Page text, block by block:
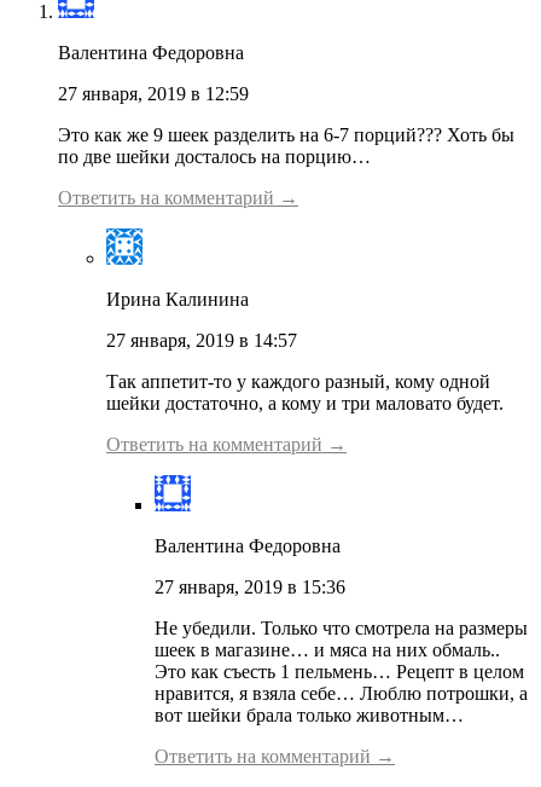
Валентина Федоровна
27 января, 2019 в 12:59
Это как же 9 шеек разделить на 6-7 порций??? Хоть бы
по две шейки досталось на порцию…
Ответить на комментарий →
Ирина Калинина
27 января, 2019 в 14:57
Так аппетит-то у каждого разный, кому одной
шейки достаточно, а кому и три маловато будет.
Ответить на комментарий →
Валентина Федоровна
27 января, 2019 в 15:36
Не убедили. Только что смотрела на размеры
шеек в магазине… и мяса на них обмаль..
Это как съесть 1 пельмень… Рецепт в целом
нравится, я взяла себе… Люблю потрошки, а
вот шейки брала только животным…
Ответить на комментарий →